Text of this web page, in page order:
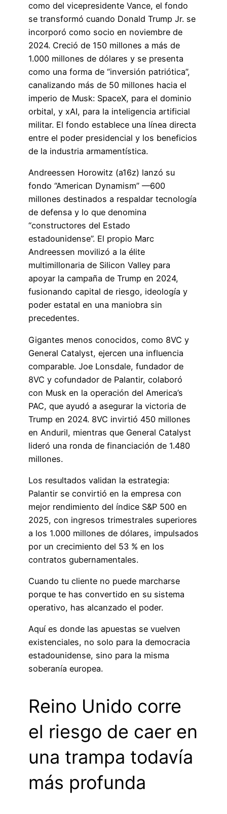
como del vicepresidente Vance, el fondo
se transformó cuando Donald Trump Jr. se
incorporó como socio en noviembre de
2024. Creció de 150 millones a más de
1.000 millones de dólares y se presenta
como una forma de “inversión patriótica”,
canalizando más de 50 millones hacia el
imperio de Musk: SpaceX, para el dominio
orbital, y xAI, para la inteligencia artificial
militar. El fondo establece una línea directa
entre el poder presidencial y los beneficios
de la industria armamentística.
Andreessen Horowitz (a16z) lanzó su
fondo “American Dynamism” —600
millones destinados a respaldar tecnología
de defensa y lo que denomina
“constructores del Estado
estadounidense”. El propio Marc
Andreessen movilizó a la élite
multimillonaria de Silicon Valley para
apoyar la campaña de Trump en 2024,
fusionando capital de riesgo, ideología y
poder estatal en una maniobra sin
precedentes.
Gigantes menos conocidos, como 8VC y
General Catalyst, ejercen una influencia
comparable. Joe Lonsdale, fundador de
8VC y cofundador de Palantir, colaboró
con Musk en la operación del America’s
PAC, que ayudó a asegurar la victoria de
Trump en 2024. 8VC invirtió 450 millones
en Anduril, mientras que General Catalyst
lideró una ronda de financiación de 1.480
millones.
Los resultados validan la estrategia:
Palantir se convirtió en la empresa con
mejor rendimiento del índice S&P 500 en
2025, con ingresos trimestrales superiores
a los 1.000 millones de dólares, impulsados
por un crecimiento del 53 % en los
contratos gubernamentales.
Cuando tu cliente no puede marcharse
porque te has convertido en su sistema
operativo, has alcanzado el poder.
Aquí es donde las apuestas se vuelven
existenciales, no solo para la democracia
estadounidense, sino para la misma
soberanía europea.
Reino Unido corre
el riesgo de caer en
una trampa todavía
más profunda